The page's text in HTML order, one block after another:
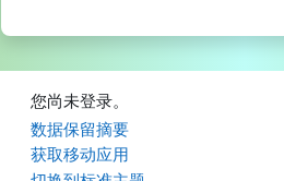
您尚未登录。
‎数据保留摘要‎
获取移动应用